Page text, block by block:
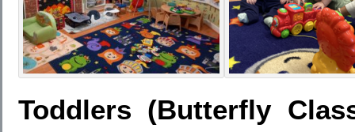
Toddlers (Butterfly